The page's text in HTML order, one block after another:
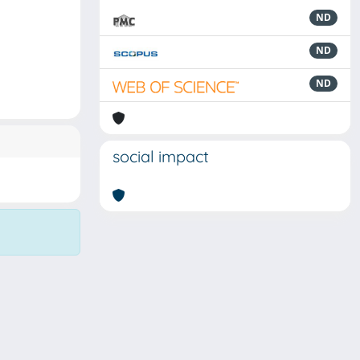
ND
ND
ND
social impact